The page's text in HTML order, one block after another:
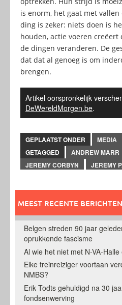
is enorm, het gaat met
ding is zeker: niets doen is
houden, actie voeren
de dingen veranderen. De
dat dat al genoeg is om
brengen.
Artikel oorspronkelijk
DeWereldMorgen.be.
GEPLAATST ONDER MEDIA
GETAGGED
ANDREW MARR
JEREMY CORBYN
JEREMY
MEEST RECENTE BERICHTEN
Belgen streden 90 jaar
oprukkende fascisme
Al wie het niet met N-VA-Halle
Elke treinreiziger voortaan
NMBS?
Erik Todts gehuldigd na 30
fondsenwerving